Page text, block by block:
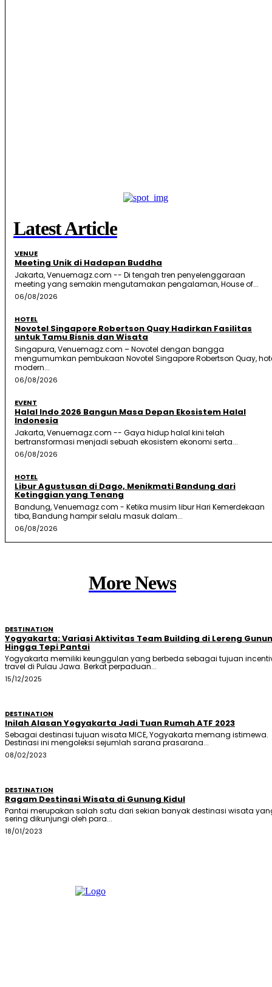
Latest Article
VENUE
Meeting Unik di Hadapan Buddha
Jakarta, Venuemagz.com -- Di tengah tren penyelenggaraan
meeting yang semakin mengutamakan pengalaman, House of...
06/08/2026
HOTEL
Novotel Singapore Robertson Quay Hadirkan Fasilitas
untuk Tamu Bisnis dan Wisata
Singapura, Venuemagz.com – Novotel dengan bangga
mengumumkan pembukaan Novotel Singapore Robertson Quay,
modern...
06/08/2026
EVENT
Halal Indo 2026 Bangun Masa Depan Ekosistem Halal
Indonesia
Jakarta, Venuemagz.com -- Gaya hidup halal kini telah
bertransformasi menjadi sebuah ekosistem ekonomi serta...
06/08/2026
HOTEL
Libur Agustusan di Dago, Menikmati Bandung dari
Ketinggian yang Tenang
Bandung, Venuemagz.com - Ketika musim libur Hari Kemerdekaan
tiba, Bandung hampir selalu masuk dalam...
06/08/2026
More News
DESTINATION
Yogyakarta: Variasi Aktivitas Team Building di Lereng
Hingga Tepi Pantai
Yogyakarta memiliki keunggulan yang berbeda sebagai tujuan
travel di Pulau Jawa. Berkat perpaduan...
15/12/2025
DESTINATION
Inilah Alasan Yogyakarta Jadi Tuan Rumah ATF 2023
Sebagai destinasi tujuan wisata MICE, Yogyakarta memang istimewa.
Destinasi ini mengoleksi sejumlah sarana prasarana...
08/02/2023
DESTINATION
Ragam Destinasi Wisata di Gunung Kidul
Pantai merupakan salah satu dari sekian banyak destinasi wisata
sering dikunjungi oleh para...
18/01/2023